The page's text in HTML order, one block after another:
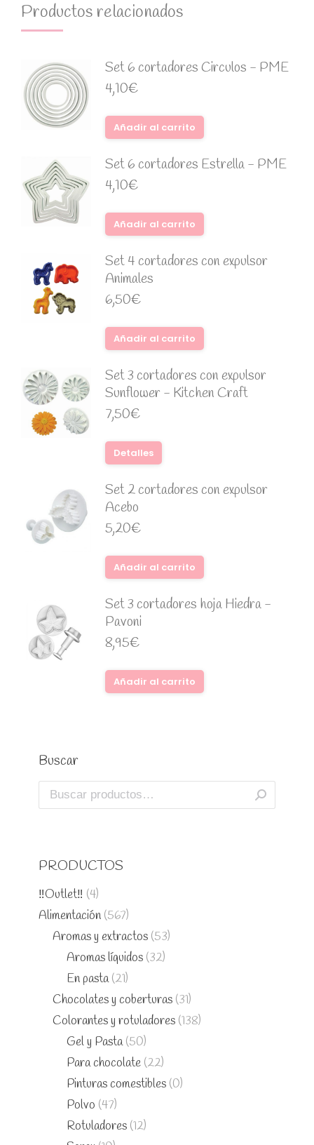
Productos relacionados
Set 6 cortadores Circulos - PME
4,10€
Añadir al carrito
Set 6 cortadores Estrella - PME
4,10€
Añadir al carrito
Set 4 cortadores con expulsor
Animales
6,50€
Añadir al carrito
Set 3 cortadores con expulsor
Sunflower - Kitchen Craft
7,50€
Detalles
Set 2 cortadores con expulsor
Acebo
5,20€
Añadir al carrito
Set 3 cortadores hoja Hiedra -
Pavoni
8,95€
Añadir al carrito
Buscar
PRODUCTOS
‼️Outlet‼️ (4)
Alimentación (567)
Aromas y extractos (53)
Aromas líquidos (32)
En pasta (21)
Chocolates y coberturas (31)
Colorantes y rotuladores (138)
Gel y Pasta (50)
Para chocolate (22)
Pinturas comestibles (0)
Polvo (47)
Rotuladores (12)